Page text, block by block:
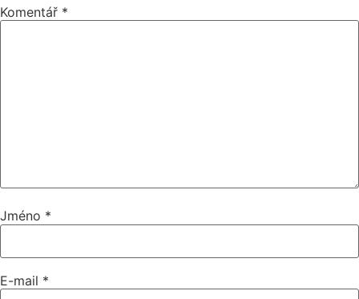
Komentář *
Jméno *
E-mail *